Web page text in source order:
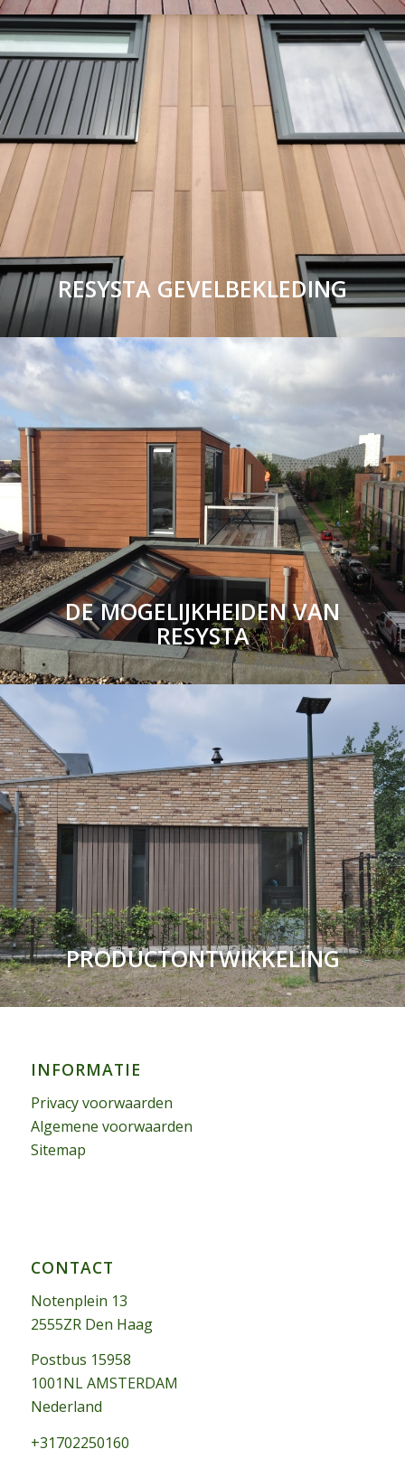
RESYSTA GEVELBEKLEDING
DE MOGELIJKHEIDEN VAN
RESYSTA
PRODUCTONTWIKKELING
INFORMATIE
Privacy voorwaarden
Algemene voorwaarden
Sitemap
CONTACT
Notenplein 13
2555ZR Den Haag
Postbus 15958
1001NL AMSTERDAM
Nederland
+31702250160